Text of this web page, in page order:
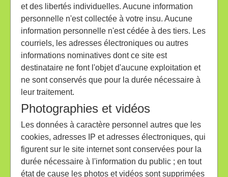
et des libertés individuelles. Aucune information
personnelle n'est collectée à votre insu. Aucune
information personnelle n'est cédée à des tiers. Les
courriels, les adresses électroniques ou autres
informations nominatives dont ce site est
destinataire ne font l'objet d'aucune exploitation et
ne sont conservés que pour la durée nécessaire à
leur traitement.
Photographies et vidéos
Les données à caractère personnel autres que les
cookies, adresses IP et adresses électroniques, qui
figurent sur le site internet sont conservées pour la
durée nécessaire à l'information du public ; en tout
état de cause les photos et vidéos sont supprimées